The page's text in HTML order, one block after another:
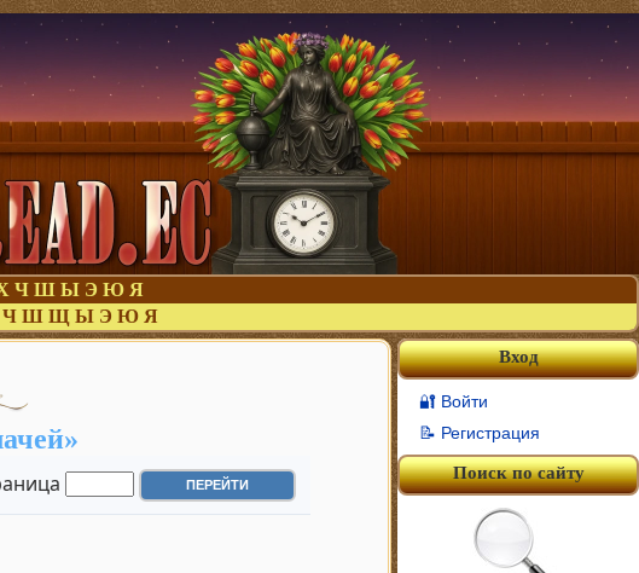
Ч Ш Ы Э Ю Я
Ч Ш Щ Ы Э Ю Я
Вход
🔐 Войти
📝 Регистрация
Поиск по сайту